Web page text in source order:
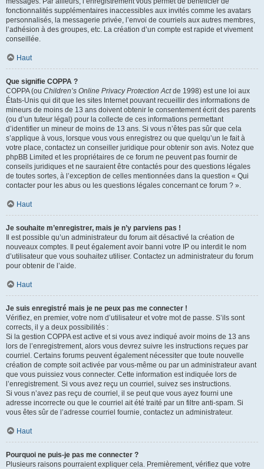
fonctionnalités supplémentaires inaccessibles aux invités comme les avatars
personnalisés, la messagerie privée, l’envoi de courriels aux autres membres,
l’adhésion à des groupes, etc. La création d’un compte est rapide et vivement
conseillée.
Haut
Que signifie COPPA ?
COPPA (ou Children’s Online Privacy Protection Actde 1998) est une loi aux
États-Unis qui dit que les sites Internet pouvant recueillir des informations de
mineurs de moins de 13 ans doivent obtenir le consentement écrit des parents
(ou d’un tuteur légal) pour la collecte de ces informations permettant
d’identifier un mineur de moins de 13 ans. Si vous n’êtes pas sûr que cela
s’applique à vous, lorsque vous vous enregistrez ou que quelqu’un le fait à
votre place, contactez un conseiller juridique pour obtenir son avis. Notez que
phpBB Limited et les propriétaires de ce forum ne peuvent pas fournir de
conseils juridiques et ne sauraient être contactés pour des questions légales
de toutes sortes, à l’exception de celles mentionnées dans la question « Qui
contacter pour les abus ou les questions légales concernant ce forum ? ».
Haut
Je souhaite m’enregistrer, mais je n’y parviens pas !
Il est possible qu’un administrateur du forum ait désactivé la création de
nouveaux comptes. Il peut également avoir banni votre IP ou interdit le nom
d’utilisateur que vous souhaitez utiliser. Contactez un administrateur du forum
pour obtenir de l’aide.
Haut
Je suis enregistré mais je ne peux pas me connecter !
Vérifiez, en premier, votre nom d’utilisateur et votre mot de passe. S’ils sont
corrects, il y a deux possibilités :
Si la gestion COPPA est active et si vous avez indiqué avoir moins de 13 ans
lors de l’enregistrement, alors vous devrez suivre les instructions reçues par
courriel. Certains forums peuvent également nécessiter que toute nouvelle
création de compte soit activée par vous-même ou par un administrateur avant
que vous puissiez vous connecter. Cette information est indiquée lors de
l’enregistrement. Si vous avez reçu un courriel, suivez ses instructions.
Si vous n’avez pas reçu de courriel, il se peut que vous ayez fourni une
adresse incorrecte ou que le courriel ait été traité par un filtre anti-spam. Si
vous êtes sûr de l’adresse courriel fournie, contactez un administrateur.
Haut
Pourquoi ne puis-je pas me connecter ?
Plusieurs raisons pourraient expliquer cela. Premièrement, vérifiez que votre